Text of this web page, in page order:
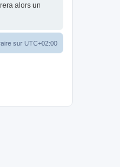
alors un
sur UTC+02:00